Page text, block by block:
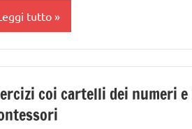
leggere
tutto
coi cartelli dei numeri